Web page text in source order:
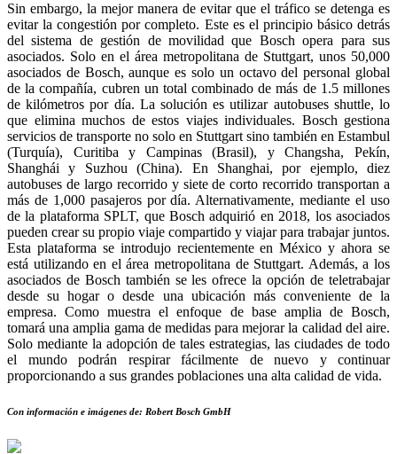
Sin embargo, la mejor manera de evitar que el tráfico se detenga es
evitar la congestión por completo. Este es el principio básico detrás
del sistema de gestión de movilidad que Bosch opera para sus
asociados. Solo en el área metropolitana de Stuttgart, unos 50,000
asociados de Bosch, aunque es solo un octavo del personal global
de la compañía, cubren un total combinado de más de 1.5 millones
de kilómetros por día. La solución es utilizar autobuses shuttle, lo
que elimina muchos de estos viajes individuales. Bosch gestiona
servicios de transporte no solo en Stuttgart sino también en Estambul
(Turquía), Curitiba y Campinas (Brasil), y Changsha, Pekín,
Shanghái y Suzhou (China). En Shanghai, por ejemplo, diez
autobuses de largo recorrido y siete de corto recorrido transportan a
más de 1,000 pasajeros por día. Alternativamente, mediante el uso
de la plataforma SPLT, que Bosch adquirió en 2018, los asociados
pueden crear su propio viaje compartido y viajar para trabajar juntos.
Esta plataforma se introdujo recientemente en México y ahora se
está utilizando en el área metropolitana de Stuttgart. Además, a los
asociados de Bosch también se les ofrece la opción de teletrabajar
desde su hogar o desde una ubicación más conveniente de la
empresa. Como muestra el enfoque de base amplia de Bosch,
tomará una amplia gama de medidas para mejorar la calidad del aire.
Solo mediante la adopción de tales estrategias, las ciudades de todo
el mundo podrán respirar fácilmente de nuevo y continuar
proporcionando a sus grandes poblaciones una alta calidad de vida.
Con información e imágenes de: Robert Bosch GmbH